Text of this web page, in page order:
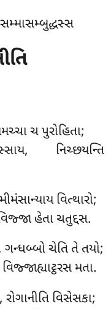
ચ પુરોહિતા;
નિચ્છયન્તિ
વિત્થારો;
હેતા ચતુદ્દસ.
ચેતિ તે તયો;
મતા.
વિસેસકા;